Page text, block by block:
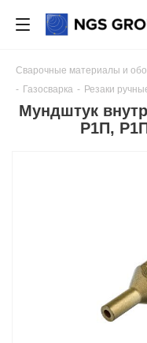
Сварочные материалы и
- Газосварка - Резаки
Мундштук
Р1П,